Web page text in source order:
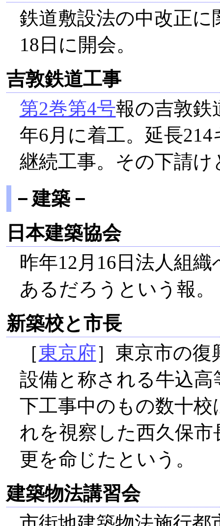
鉄道敷設法の中改正に
18日に開会。
吉敦鉄道工事
第2巻第4号報の吉敦鉄
年6月に着工。延長
継続工事。その下請
－建築－
日本建築協会
昨年12月16日法人組
あるだろうという報。
新築校と市長
［東京府］東京市の
設備と称される牛込
下工事中のもの数十
れを視察した西久保
更を命じたという。
建築物法講習会